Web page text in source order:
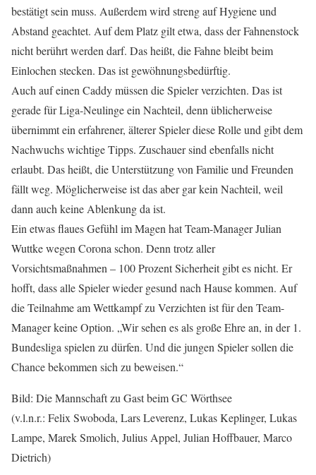
bestätigt sein muss. Außerdem wird streng auf Hygiene und
Abstand geachtet. Auf dem Platz gilt etwa, dass der Fahnenstock
nicht berührt werden darf. Das heißt, die Fahne bleibt beim
Einlochen stecken. Das ist gewöhnungsbedürftig.
Auch auf einen Caddy müssen die Spieler verzichten. Das ist
gerade für Liga-Neulinge ein Nachteil, denn üblicherweise
übernimmt ein erfahrener, älterer Spieler diese Rolle und gibt dem
Nachwuchs wichtige Tipps. Zuschauer sind ebenfalls nicht
erlaubt. Das heißt, die Unterstützung von Familie und Freunden
fällt weg. Möglicherweise ist das aber gar kein Nachteil, weil
dann auch keine Ablenkung da ist.
Ein etwas flaues Gefühl im Magen hat Team-Manager Julian
Wuttke wegen Corona schon. Denn trotz aller
Vorsichtsmaßnahmen – 100 Prozent Sicherheit gibt es nicht. Er
hofft, dass alle Spieler wieder gesund nach Hause kommen. Auf
die Teilnahme am Wettkampf zu Verzichten ist für den Team-
Manager keine Option. „Wir sehen es als große Ehre an, in der 1.
Bundesliga spielen zu dürfen. Und die jungen Spieler sollen die
Chance bekommen sich zu beweisen.“
Bild: Die Mannschaft zu Gast beim GC Wörthsee
(v.l.n.r.: Felix Swoboda, Lars Leverenz, Lukas Keplinger, Lukas
Lampe, Marek Smolich, Julius Appel, Julian Hoffbauer, Marco
Dietrich)